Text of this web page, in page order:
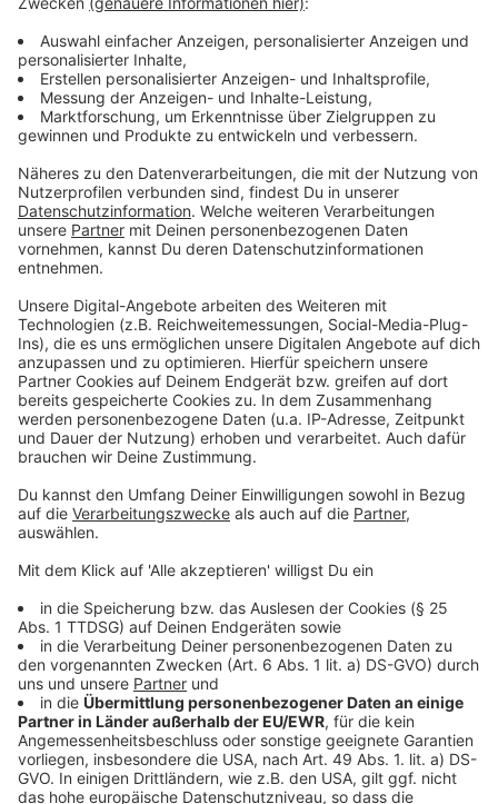
Bus anschauen. Die"Green Fashion Tour"
verschiedenen Stationen in der Stadt und fährt bis zur
Modemesse im Areal Böhler. Tickets dafür gibt es
online, für 3,21 Euro.
Anzeige
Ukrainische Designer und Designerinnen im
Stadtmuseum
Anzeige
Samstag und Sonntag (24. und 25. Januar, 11-18 Uhr)
können sich Modeinteressierte außerdem den
"Intercultural Pop-up" im Stadtmuseum anschauen,
dort stellen unter anderem ukrainische Designerinnen
und Designer aus.
Anzeige
Anzeige
Die Düsseldorfer Fashion Days
Die Düsseldorfer Fashion Days auf Instagram
Hier informiert die Stadt Düsseldorf